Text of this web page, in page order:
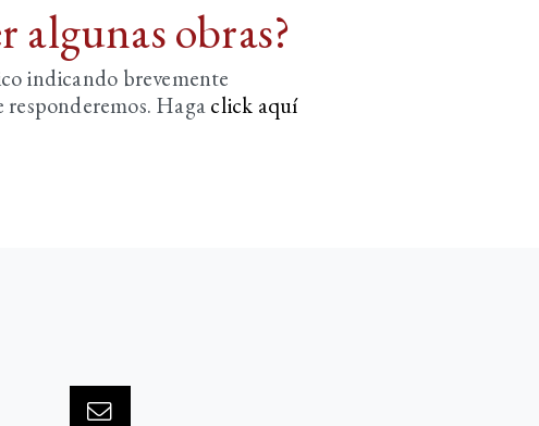
algunas obras?
indicando brevemente
responderemos. Hagaclick aquí­